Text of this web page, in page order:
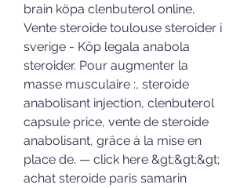
brain köpa clenbuterol online,
Vente steroide toulouse steroider i
sverige - Köp legala anabola
steroider. Pour augmenter la
masse musculaire :, steroide
anabolisant injection, clenbuterol
capsule price, vente de steroide
anabolisant, grâce à la mise en
place de. — click here &gt;&gt;&gt;
achat steroide paris samarin